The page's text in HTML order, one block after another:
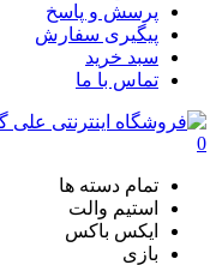
پرسش و پاسخ
پیگیری سفارش
سبد خرید
تماس با ما
0
تمام دسته ها
استیم والت
ایکس باکس
بازی